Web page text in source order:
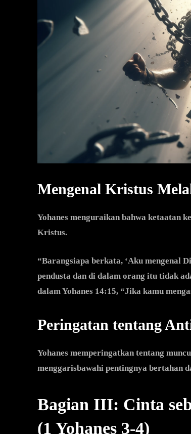
Mengenal Kristus
Yohanes menguraikan bahwa ketaatan
Kristus.
“Barangsiapa berkata, ‘Aku mengenal
pendusta dan di dalam orang itu tidak
dalam Yohanes 14:15, “Jika kamu
Peringatan tentang
Yohanes memperingatkan tentang
menggarisbawahi pentingnya bertahan
Bagian III: Cinta
(1 Yohanes 3-4)